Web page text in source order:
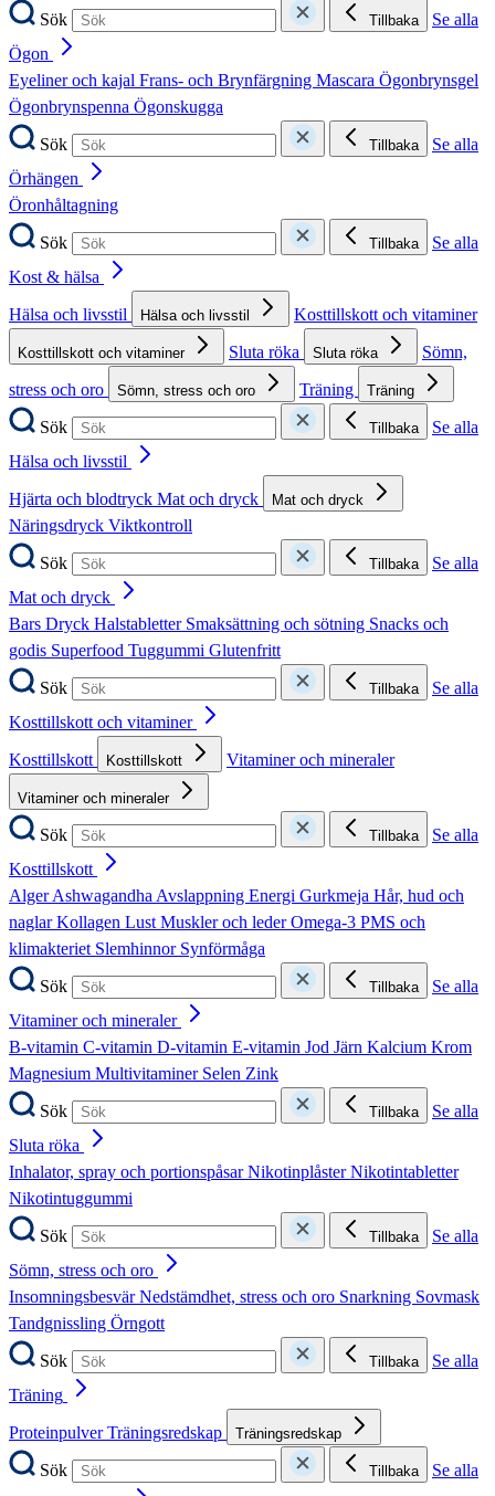
Sök
Tillbaka
Se alla
Ögon
Eyeliner och kajal Frans- och Brynfärgning Mascara Ögonbrynsgel
Ögonbrynspenna Ögonskugga
Sök
Tillbaka
Se alla
Örhängen
Öronhåltagning
Sök
Tillbaka
Se alla
Kost & hälsa
Hälsa och livsstil
Hälsa och livsstil Kosttillskott och vitaminer
Kosttillskott och vitaminer Sluta röka Sluta röka
Sömn,
stress och oro
Sömn, stress och oro Träning Träning
Sök Tillbaka
Se alla
Hälsa och livsstil
Hjärta och blodtryck Mat och dryck Mat och dryck
Näringsdryck Viktkontroll
Sök
Tillbaka
Se alla
Mat och dryck
Bars Dryck Halstabletter Smaksättning och sötning Snacks och
godis Superfood Tuggummi Glutenfritt
Sök
Tillbaka
Se alla
Kosttillskott och vitaminer
Kosttillskott
Kosttillskott Vitaminer och mineraler
Vitaminer och mineraler
Sök Tillbaka
Se alla
Kosttillskott
AlgerAshwagandhaAvslappning Energi Gurkmeja Hår, hud och
naglarKollagen LustMuskler och lederOmega-3 PMS och
klimakteriet Slemhinnor Synförmåga
Sök
Tillbaka
Se alla
Vitaminer och mineraler
B-vitamin C-vitamin D-vitamin E-vitamin Jod Järn Kalcium Krom
Magnesium Multivitaminer Selen Zink
Sök
Tillbaka
Se alla
Sluta röka
Inhalator, spray och portionspåsarNikotinplåsterNikotintabletter
Nikotintuggummi
Sök
Tillbaka
Se alla
Sömn, stress och oro
InsomningsbesvärNedstämdhet, stress och oro Snarkning Sovmask
Tandgnissling Örngott
Sök
Tillbaka
Se alla
Träning
ProteinpulverTräningsredskap Träningsredskap
Sök Tillbaka
Se alla